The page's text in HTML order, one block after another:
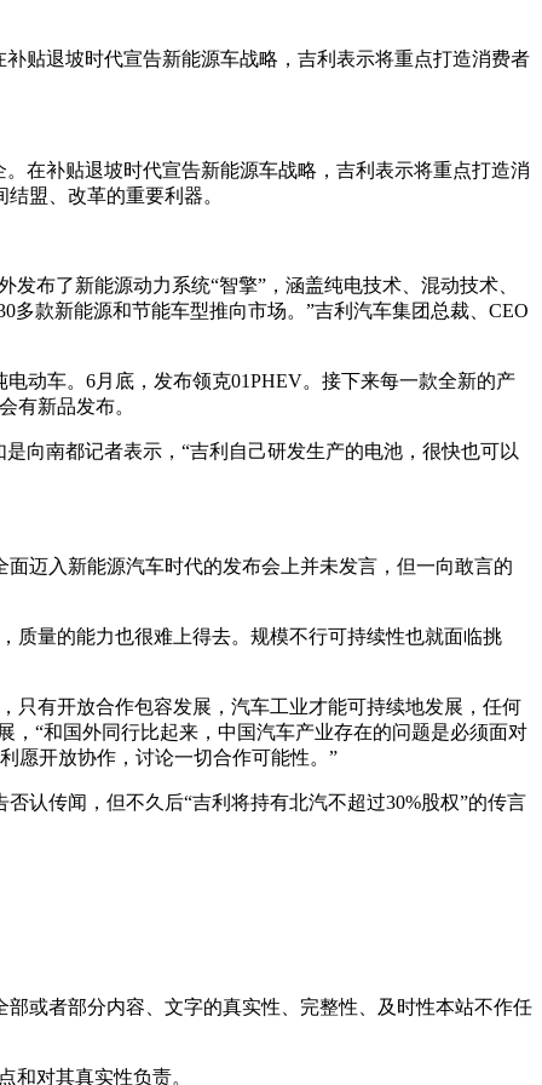
贴退坡时代宣告新能源车战略，吉利表示将重点打造消费者
在补贴退坡时代宣告新能源车战略，吉利表示将重点打造消
盟、改革的重要利器。
布了新能源动力系统“智擎”，涵盖纯电技术、混动技术、
款新能源和节能车型推向市场。”吉利汽车集团总裁、CEO
动车。6月底，发布领克01PHEV。接下来每一款全新的产
有新品发布。
向南都记者表示，“吉利自己研发生产的电池，很快也可以
迈入新能源汽车时代的发布会上并未发言，但一向敢言的
质量的能力也很难上得去。规模不行可持续性也就面临挑
只有开放合作包容发展，汽车工业才能可持续地发展，任何
，“和国外同行比起来，中国汽车产业存在的问题是必须面对
愿开放协作，讨论一切合作可能性。”
认传闻，但不久后“吉利将持有北汽不超过30%股权”的传言
或者部分内容、文字的真实性、完整性、及时性本站不作任
和对其真实性负责。